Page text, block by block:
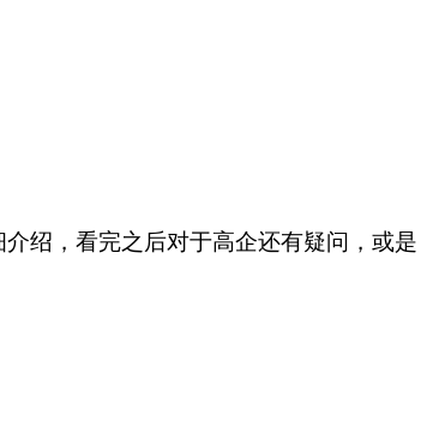
绍， 看完之后对于高企还有疑问，或是